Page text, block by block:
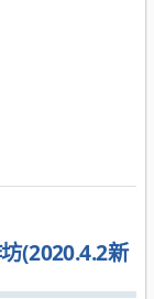
(2020.4.2新